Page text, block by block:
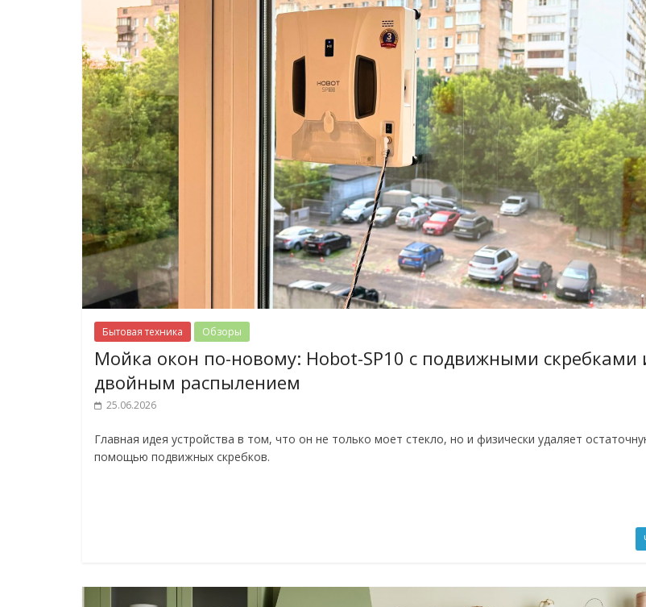
Бытовая техника Обзоры
Мойка окон по-новому: Hobot-SP10 с подвижными скребками
двойным распылением
25.06.2026
Главная идея устройства в том, что он не только моет стекло, но и физически удаляет
помощью подвижных скребков.